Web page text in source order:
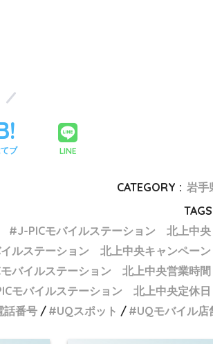
ブ LINE
CATEGORY : 岩手
J-PICモバイルステーション 北上中央
ルステーション 北上中央キャンペーン
バイルステーション 北上中央営業時間
モバイルステーション 北上中央定休日
話番号
UQスポット UQモバイル店